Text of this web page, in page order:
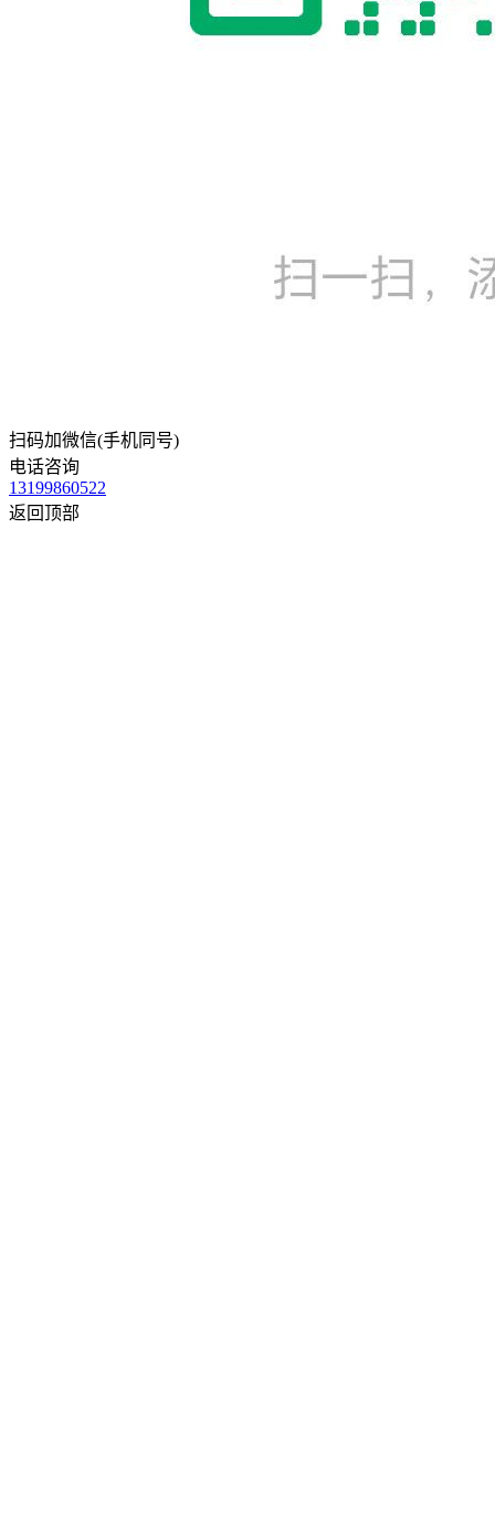
扫码加微信(手机同号)
电话咨询
13199860522
返回顶部